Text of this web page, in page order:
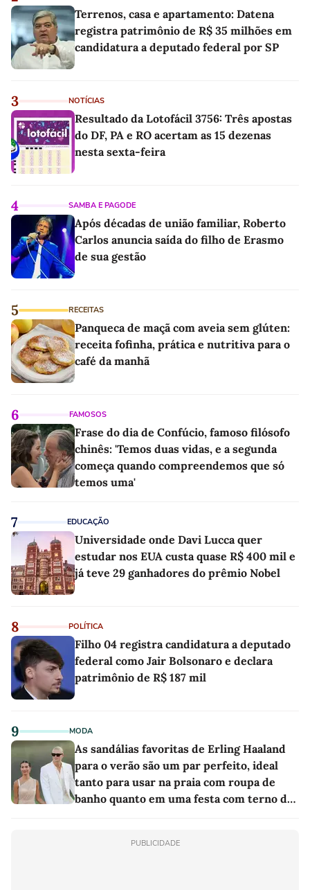
Terrenos, casa e apartamento: Datena
registra patrimônio de R$ 35 milhões em
candidatura a deputado federal por SP
3 NOTÍCIAS
Resultado da Lotofácil 3756: Três apostas
do DF, PA e RO acertam as 15 dezenas
nesta sexta-feira
4 SAMBA E PAGODE
Após décadas de união familiar, Roberto
Carlos anuncia saída do filho de Erasmo
de sua gestão
5 RECEITAS
Panqueca de maçã com aveia sem glúten:
receita fofinha, prática e nutritiva para o
café da manhã
6 FAMOSOS
Frase do dia de Confúcio, famoso filósofo
chinês: 'Temos duas vidas, e a segunda
começa quando compreendemos que só
temos uma'
7 EDUCAÇÃO
Universidade onde Davi Lucca quer
estudar nos EUA custa quase R$ 400 mil e
já teve 29 ganhadores do prêmio Nobel
8 POLÍTICA
Filho 04 registra candidatura a deputado
federal como Jair Bolsonaro e declara
patrimônio de R$ 187 mil
9 MODA
As sandálias favoritas de Erling Haaland
para o verão são um par perfeito, ideal
tanto para usar na praia com roupa de
banho quanto em uma festa com terno de
PUBLICIDADE